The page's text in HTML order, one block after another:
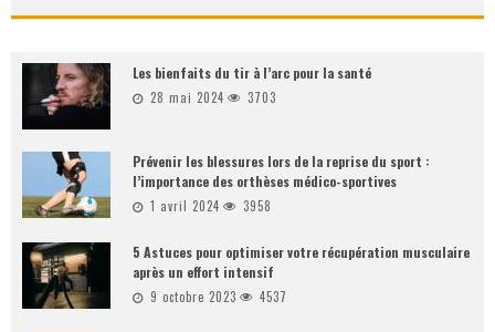
Les bienfaits du tir à l’arc pour la santé
28 mai 2024 3703
Prévenir les blessures lors de la reprise du sport :
l’importance des orthèses médico-sportives
1 avril 2024 3958
5 Astuces pour optimiser votre récupération musculaire
après un effort intensif
9 octobre 2023 4537